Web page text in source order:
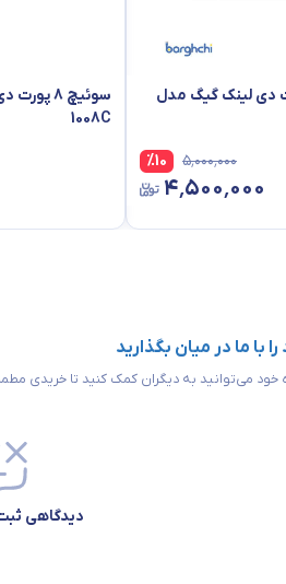
10BASE-T, IEEE 802.3az Energy-Efficient
8 پورت دی لینک گیگ مدل
۵٬۰۰۰٬۰۰۰ %10
۴٬۵۰۰٬۰۰۰
1008C
با ما در میان بگذارید
خود می‌توانید به دیگران کمک کنید تا خریدی
دیدگاهی